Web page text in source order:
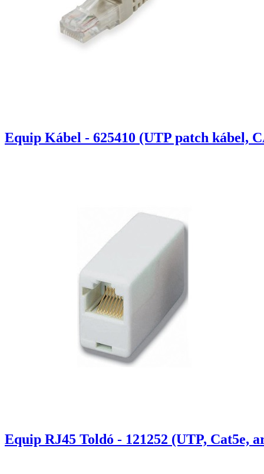
Equip Kábel - 625410 (UTP patch kábel,
Equip RJ45 Toldó - 121252 (UTP, Cat5e,